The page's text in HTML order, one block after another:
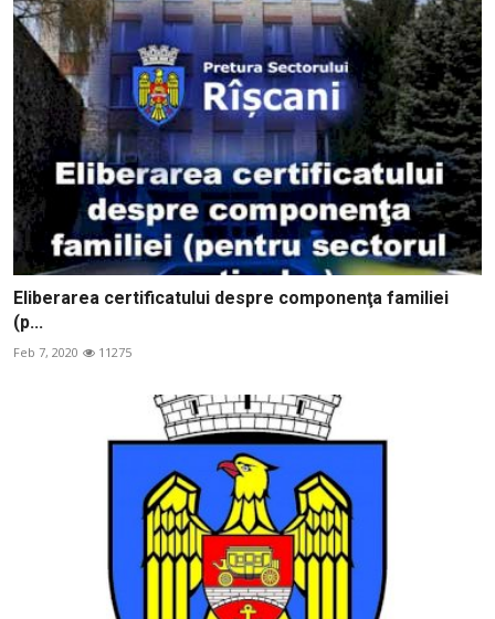
Eliberarea certificatului despre componenţa familiei
(p...
Feb 7, 2020 11275